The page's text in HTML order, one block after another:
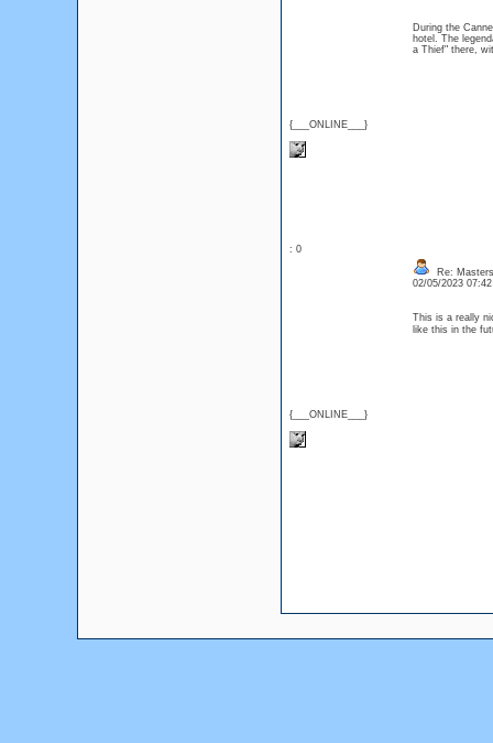
{___ONLINE___}
During the
hotel. The
a Thief" there,
: 0
{___ONLINE___}
Re:
02/05/2023
This is a really
like this in the